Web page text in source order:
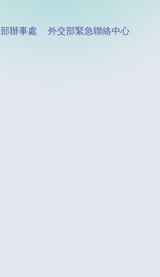
辦事處
外交部緊急聯絡中心